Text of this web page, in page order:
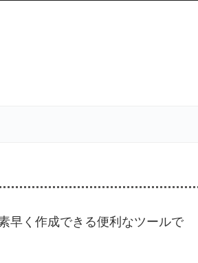
早く作成できる便利なツールで